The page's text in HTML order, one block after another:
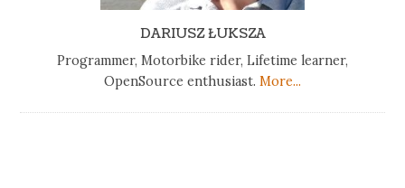
DARIUSZ ŁUKSZA
Programmer, Motorbike rider, Lifetime learner,
OpenSource enthusiast. More...